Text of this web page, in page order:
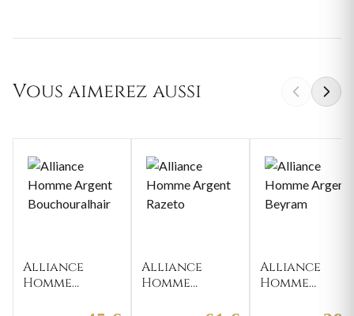
Vous aimerez aussi
Alliance
Homme
Alliance
Homme
Alliance
Homme